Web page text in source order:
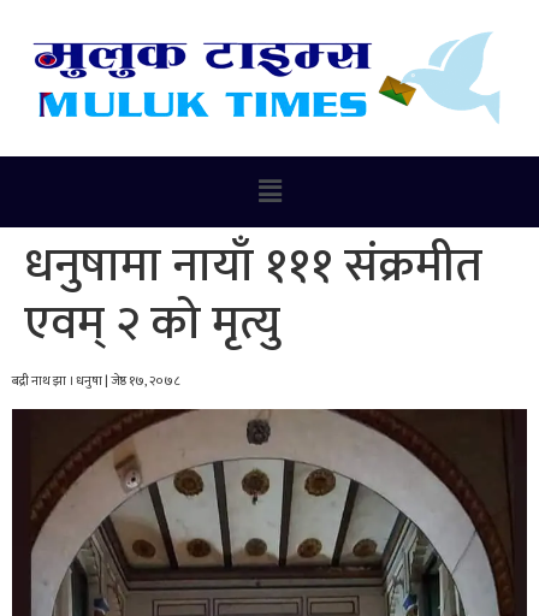
धनुषामा नायाँ १११ संक्रमीत
एवम् २ को मृत्यु
बद्री नाथ झा । धनुषा | जेष्ठ १७, २०७८